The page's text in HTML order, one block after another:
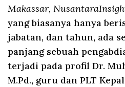
Makassar,
yang biasanya hanya
jabatan, dan tahun, ada
panjang sebuah
terjadi pada profil Dr.
M.Pd., guru dan PLT